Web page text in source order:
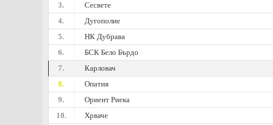
3.
Сесвете
4.
Дугополие
5.
НК Дубрава
6.
БСК Бело Бърдо
7.
Карловач
8.
Опатия
9.
Ориент Риека
10.
Хрваче